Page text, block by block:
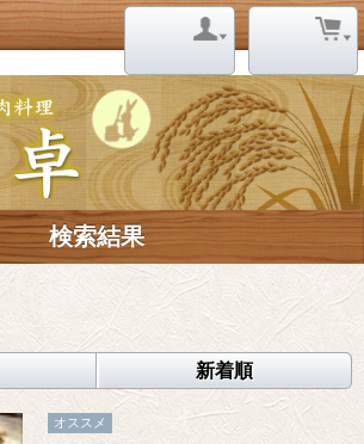
検索結果
新着順
オススメ